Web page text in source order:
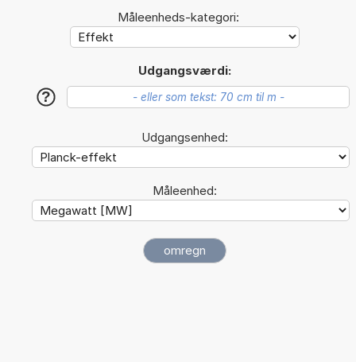
Måleenheds-kategori:
Udgangsværdi:
?
Udgangsenhed:
Måleenhed: